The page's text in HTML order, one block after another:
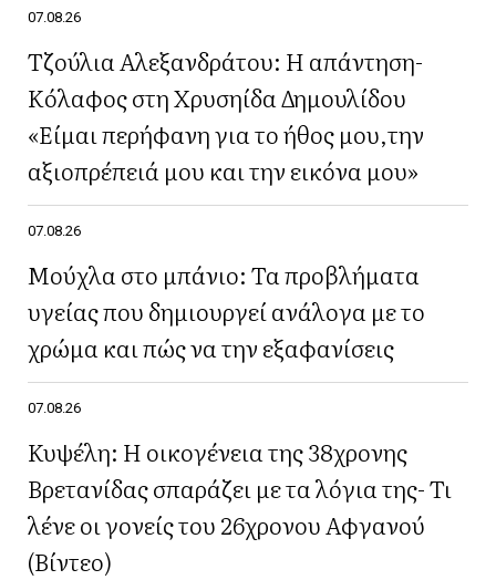
07.08.26
Τζούλια Αλεξανδράτου: Η απάντηση-
Κόλαφος στη Χρυσηίδα Δημουλίδου
«Είμαι περήφανη για το ήθος μου,την
αξιοπρέπειά μου και την εικόνα μου»
07.08.26
Μούχλα στο μπάνιο: Τα προβλήματα
υγείας που δημιουργεί ανάλογα με το
χρώμα και πώς να την εξαφανίσεις
07.08.26
Κυψέλη: Η οικογένεια της 38χρονης
Βρετανίδας σπαράζει με τα λόγια της- Τι
λένε οι γονείς του 26χρονου Αφγανού
(Βίντεο)